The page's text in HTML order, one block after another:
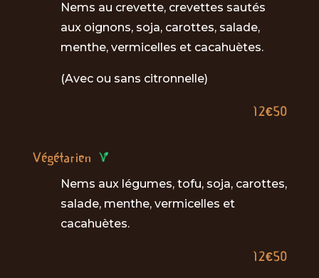
Nems au crevette, crevettes sautés
aux oignons, soja, carottes, salade,
menthe, vermicelles et cacahuètes.
(Avec ou sans citronnelle)
12€50
Végétarien
Nems aux légumes, tofu, soja, carottes,
salade, menthe, vermicelles et
cacahuètes.
12€50